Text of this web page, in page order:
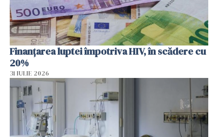
Finanțarea luptei împotriva HIV, în scădere cu
20%
31 IULIE 2026